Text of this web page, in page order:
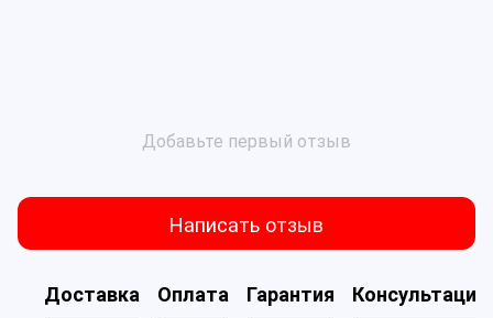
Добавьте первый отзыв
Написать отзыв
Доставка Оплата Гарантия Консультация